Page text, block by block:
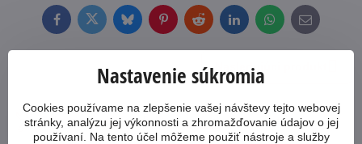
FacebookTwitterBlueskyPinterestRedditLinkedInWhatsApp
E-
mail
Nasledujúci produkt
Ako poskladať bicykel? Preprava tovaru
Nastavenie súkromia
Cookies používame na zlepšenie vašej návštevy tejto webovej
stránky, analýzu jej výkonnosti a zhromažďovanie údajov o jej
používaní. Na tento účel môžeme použiť nástroje a služby